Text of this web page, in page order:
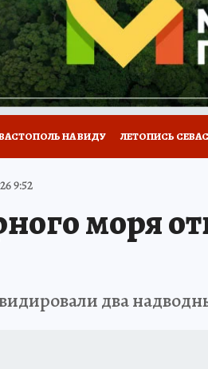
ТЕСТЫ НОВОЕ НА САЙТЕ
НА ВИДУ ЛЕТОПИСЬ
9:52
моря
два